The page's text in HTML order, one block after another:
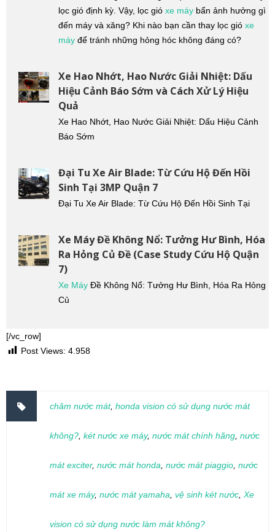
lọc gió định kỳ. Vậy, lọc gió xe máy bẩn ảnh hưởng gì
đến máy và xăng? Khi nào bạn cần thay lọc gió xe
máy để tránh những hỏng hóc không đáng có?
Xe Hao Nhớt, Hao Nước Giải Nhiệt: Dấu
Hiệu Cảnh Báo Sớm và Cách Xử Lý Hiệu
Quả
Xe Hao Nhớt, Hao Nước Giải Nhiệt: Dấu Hiệu Cảnh
Báo Sớm
Đại Tu Xe Air Blade: Từ Cứu Hộ Đến Hồi
Sinh Tại 3MP Quận 7
Đại Tu Xe Air Blade: Từ Cứu Hộ Đến Hồi Sinh Tại
Xe Máy Đề Không Nổ: Tưởng Hư Bình, Hóa
Ra Hỏng Củ Đề (Case Study Cứu Hộ Quận
7)
Xe Máy Đề Không Nổ: Tưởng Hư Bình, Hóa Ra Hỏng
Củ
[/vc_row]
Post Views: 4.958
châm nước mát, honda vision có sử dụng nước mát
không? két nước xe máy, nước mát chính hãng nước
mát exciter, nước mát honda nước mát piaggio nước
mát xe máy, nước mát yamaha vệ sinh két nước Xe
vision có sử dụng nước làm mát không?